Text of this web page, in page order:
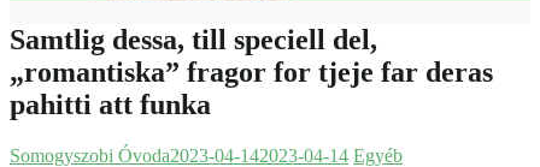
Samtlig dessa, till speciell del,
„romantiska” fragor for tjeje far deras
pahitti att funka
Somogyszobi Óvoda2023-04-142023-04-14 Egyéb